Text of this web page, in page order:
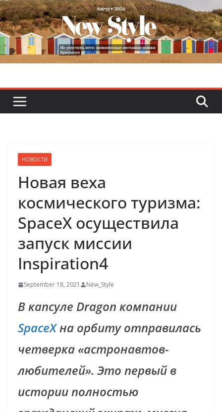
Skip
to
content
НОВОСТИ
Новая веха
космического туризма:
SpaceX осуществила
запуск миссии
Inspiration4
September 18, 2021 New_Style
В капсуле Dragon компании
SpaceXна орбиту отправилась
четверка «астронавтов-
любителей». Это первый в
истории полностью